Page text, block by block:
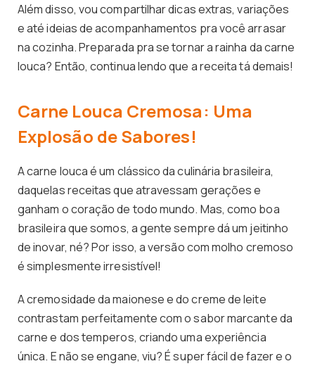
Além disso, vou compartilhar dicas extras, variações
e até ideias de acompanhamentos pra você arrasar
na cozinha. Preparada pra se tornar a rainha da carne
louca? Então, continua lendo que a receita tá demais!
Carne Louca Cremosa: Uma
Explosão de Sabores!
A carne louca é um clássico da culinária brasileira,
daquelas receitas que atravessam gerações e
ganham o coração de todo mundo. Mas, como boa
brasileira que somos, a gente sempre dá um jeitinho
de inovar, né? Por isso, a versão com molho cremoso
é simplesmente irresistível!
A cremosidade da maionese e do creme de leite
contrastam perfeitamente com o sabor marcante da
carne e dos temperos, criando uma experiência
única. E não se engane, viu? É super fácil de fazer e o